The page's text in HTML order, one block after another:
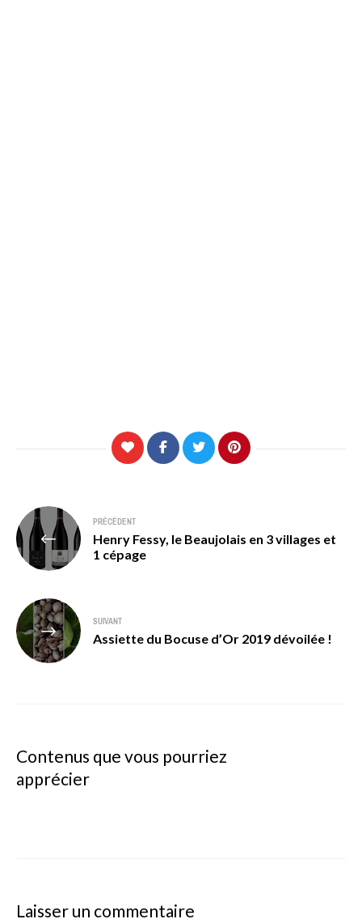
Navigation
de
l’article
PRÉCÉDENT
Henry Fessy, le Beaujolais en 3 villages et
1 cépage
SUIVANT
Assiette du Bocuse d’Or 2019 dévoilée !
Contenus que vous pourriez
apprécier
Laisser un commentaire